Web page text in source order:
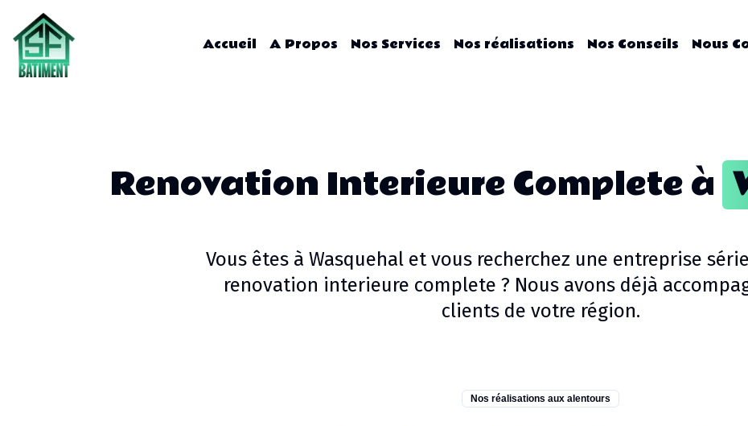
Accueil A Propos Nos Services Nos réalisations Nos Conseils Nous
Renovation Interieure Completeà
Vous êtes à Wasquehalet vous recherchez une entreprise
renovation interieure complete ? Nous avons déjà
clients de votre région.
Nos réalisations aux alentours